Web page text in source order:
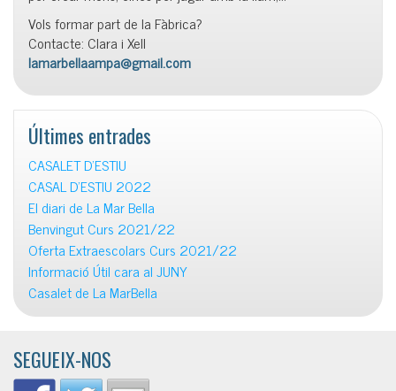
Vols formar part de la Fàbrica?
Contacte: Clara i Xell
lamarbellaampa@gmail.com
Últimes entrades
CASALET D’ESTIU
CASAL D’ESTIU 2022
El diari de La Mar Bella
Benvingut Curs 2021/22
Oferta Extraescolars Curs 2021/22
Informació Útil cara al JUNY
Casalet de La MarBella
SEGUEIX-NOS